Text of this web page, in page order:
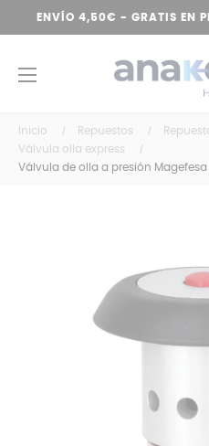
ENVÍO 4,50€ - GRATIS EN
Navegación
☰
Inicio Repuestos
Válvula olla express
Válvula de olla a presión Magefesa